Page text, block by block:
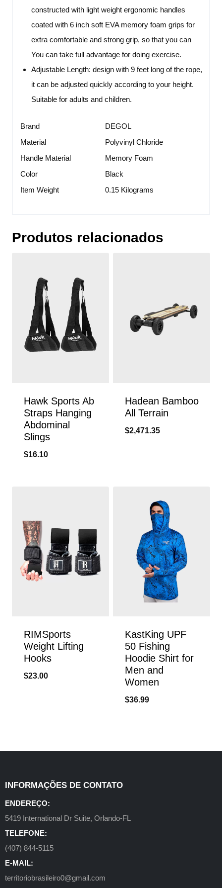
constructed with light weight ergonomic handles
coated with 6 inch soft EVA memory foam grips for
extra comfortable and strong grip, so that you can
You can take full advantage for doing exercise.
Adjustable Length: design with 9 feet long of the rope,
it can be adjusted quickly according to your height.
Suitable for adults and children.
Brand
DEGOL
Material
Polyvinyl Chloride
Handle Material
Memory Foam
Color
Black
Item Weight
0.15 Kilograms
Produtos relacionados
Hawk Sports Ab
Straps Hanging
Abdominal
Slings
$16.10
Hadean Bamboo
All Terrain
$2,471.35
RIMSports
Weight Lifting
Hooks
$23.00
KastKing UPF
50 Fishing
Hoodie Shirt for
Men and
Women
$36.99
INFORMAÇÕES DE CONTATO
ENDEREÇO:
5419 International Dr Suite, Orlando-FL
TELEFONE:
(407) 844-5115
E-MAIL:
territoriobrasileiro0@gmail.com